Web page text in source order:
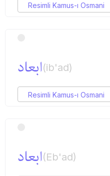
Resimli Kamus-ı Osmani
ابعاد(ib'ad)
Resimli Kamus-ı Osmani
ابعاد(Eb'ad)